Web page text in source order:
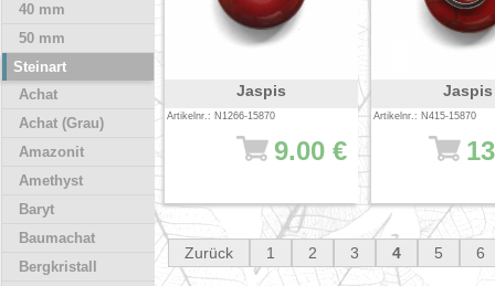
Jaspis
Artikelnr.: N1266-15870
9.00 €
Jaspis
Artikelnr.: N415-15870
Zurück 1 2 3 4 5 6
40 mm
50 mm
Steinart
Achat
Achat (Grau)
Amazonit
Amethyst
Baryt
Baumachat
Bergkristall